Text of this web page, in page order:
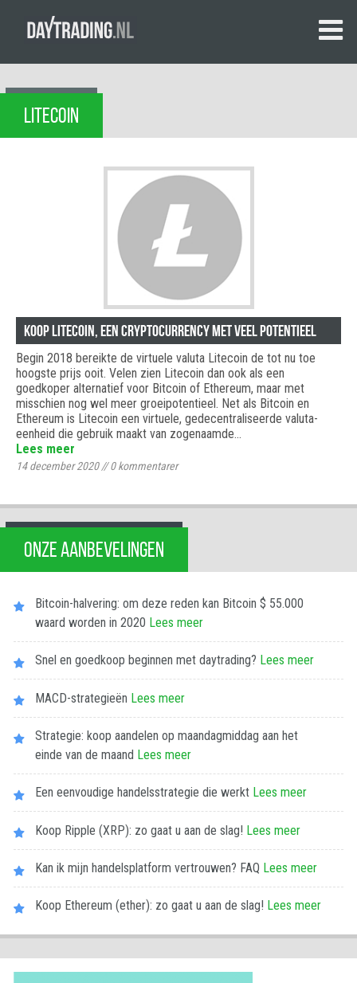
LITECOIN
Koop Litecoin, een cryptocurrency met veel potentieel
Begin 2018 bereikte de virtuele valuta Litecoin de tot nu toe
hoogste prijs ooit. Velen zien Litecoin dan ook als een
goedkoper alternatief voor Bitcoin of Ethereum, maar met
misschien nog wel meer groeipotentieel. Net als Bitcoin en
Ethereum is Litecoin een virtuele, gedecentraliseerde valuta-
eenheid die gebruik maakt van zogenaamde…
Lees meer
14 december 2020//0kommentarer
ONZE AANBEVELINGEN
Bitcoin-halvering: om deze reden kan Bitcoin $ 55.000
waard worden in 2020 Lees meer
Snel en goedkoop beginnen met daytrading? Lees meer
MACD-strategieën Lees meer
Strategie: koop aandelen op maandagmiddag aan het
einde van de maand Lees meer
Een eenvoudige handelsstrategie die werkt Lees meer
Koop Ripple (XRP): zo gaat u aan de slag! Lees meer
Kan ik mijn handelsplatform vertrouwen? FAQ Lees meer
Koop Ethereum (ether): zo gaat u aan de slag! Lees meer